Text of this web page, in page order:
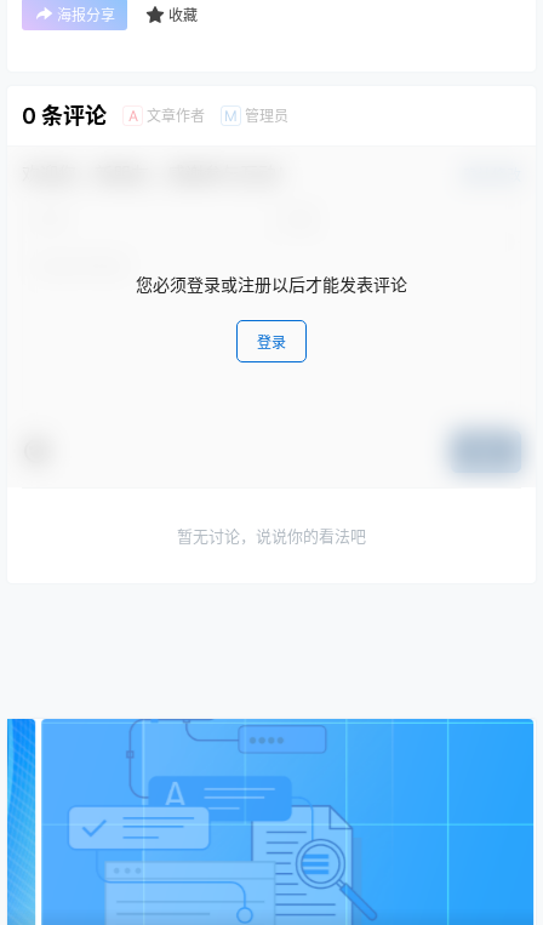
海报分享 收藏
0 条评论 A 文章作者 M 管理员
您必须登录或注册以后才能发表评论
登录
暂无讨论，说说你的看法吧